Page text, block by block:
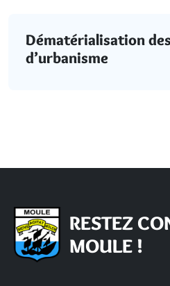
Dématérialisation
d’urbanisme
RESTEZ
MOULE !